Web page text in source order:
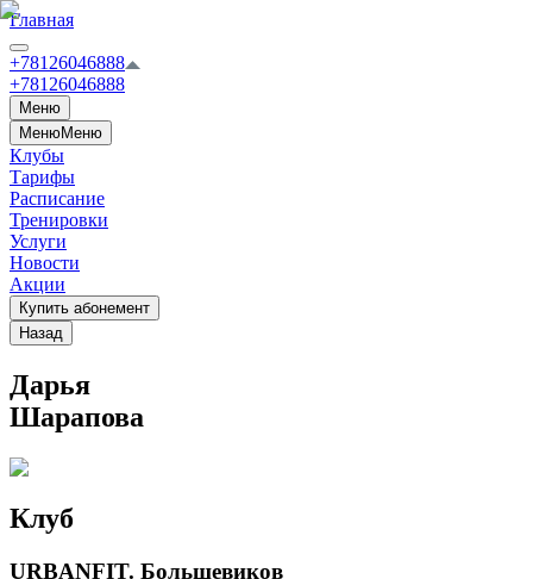
Главная
+78126046888
+78126046888
Меню
МенюМеню
Клубы
Тарифы
Расписание
Тренировки
Услуги
Новости
Акции
Купить абонемент
Назад
Дарья
Шарапова
Клуб
URBANFIT. Большевиков